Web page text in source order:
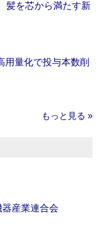
髪を芯から満たす新
用量化で投与本数削
もっと見る »
産業連合会